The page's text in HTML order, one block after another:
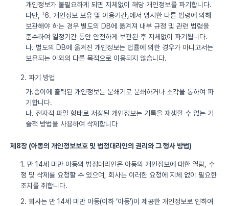
개인정보가 불필요하게 되면 지체없이 해당 개인정보를 파기합니다.
다만, 「6. 개인정보 보유 및 이용기간」에서 명시한 다른 법령에 의해
보관해야 하는 경우 별도의 DB에 옮겨져 내부 규정 및 관련 법령을
준수하여 일정기간 동안 안전하게 보관된 후 지체없이 파기됩니다.
나. 별도의 DB에 옮겨진 개인정보는 법률에 의한 경우가 아니고서는
보유되는 이외의 다른 목적으로 이용되지 않습니다.
2. 파기 방법
가.종이에 출력된 개인정보는 분쇄기로 분쇄하거나 소각을 통하여 파
기합니다.
나. 전자적 파일 형태로 저장된 개인정보는 기록을 재생할 수 없는 기
술적 방법을 사용하여 삭제합니다
제8장 (아동의 개인정보보호 및 법정대리인의 권리와 그 행사 방법)
1. 만 14세 미만 아동의 법정대리인은 아동의 개인정보에 대한 열람, 수
정 및 삭제를 요청할 수 있으며, 회사는 이러한 요청에 지체 없이 필요한
조치를 취합니다.
2. 회사는 만 14세 미만 아동(이하 ‘아동’)이 제공한 개인정보로 인하여